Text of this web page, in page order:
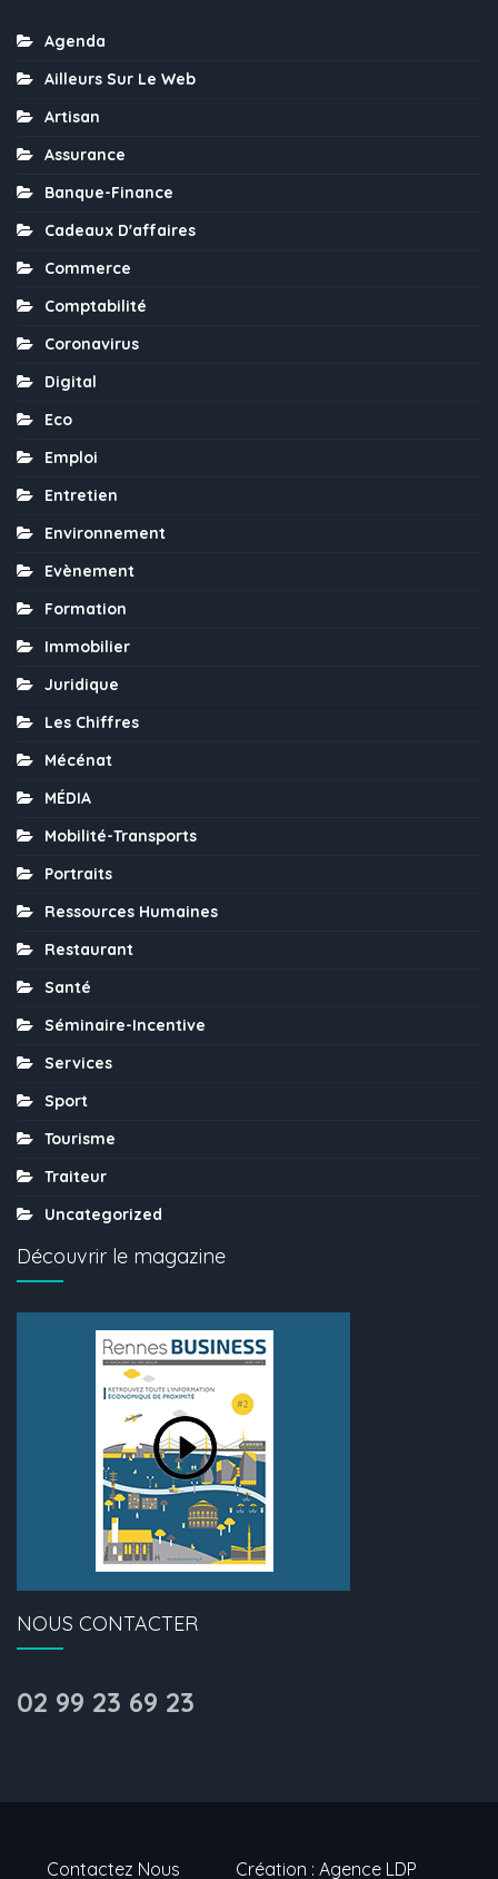
Agenda
Ailleurs Sur Le Web
Artisan
Assurance
Banque-Finance
Cadeaux D'affaires
Commerce
Comptabilité
Coronavirus
Digital
Eco
Emploi
Entretien
Environnement
Evènement
Formation
Immobilier
Juridique
Les Chiffres
Mécénat
MÉDIA
Mobilité-Transports
Portraits
Ressources Humaines
Restaurant
Santé
Séminaire-Incentive
Services
Sport
Tourisme
Traiteur
Uncategorized
Découvrir le magazine
NOUS CONTACTER
02 99 23 69 23
Contactez Nous Création : Agence LDP